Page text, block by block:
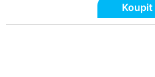
Koupit